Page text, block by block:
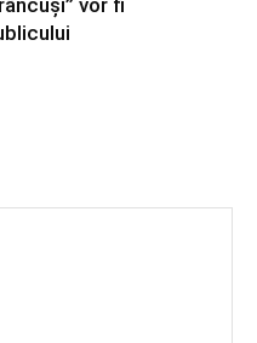
vor fi